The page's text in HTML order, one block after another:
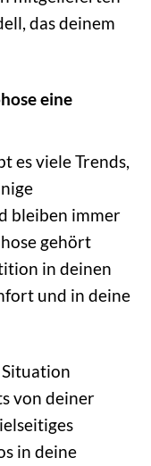
das deinem
eine
es viele Trends,
bleiben immer
gehört
in deinen
und in deine
von deiner
in deine